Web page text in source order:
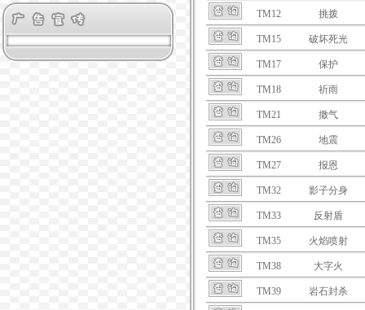
TM12 挑拨
TM15 破坏死光
TM17 保护
TM18 祈雨
TM21 撒气
TM26 地震
TM27 报恩
TM32 影子分身
TM33 反射盾
TM35 火焰喷射
TM38 大字火
TM39 岩石封杀